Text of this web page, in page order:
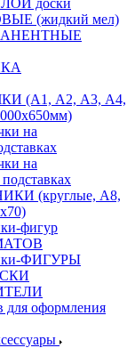
доски
(жидкий мел)
(А1, А2, А3, А4,
на
на
(круглые, А8,
фигур
ФИГУРЫ
для оформления